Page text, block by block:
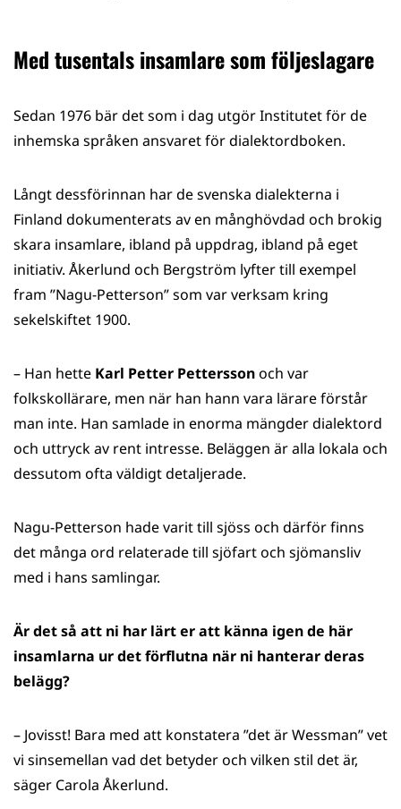
Med tusentals insamlare som följeslagare
Sedan 1976 bär det som i dag utgör Institutet för de
inhemska språken ansvaret för dialektordboken.
Långt dessförinnan har de svenska dialekterna i
Finland dokumenterats av en månghövdad och brokig
skara insamlare, ibland på uppdrag, ibland på eget
initiativ. Åkerlund och Bergström lyfter till exempel
fram ”Nagu-Petterson” som var verksam kring
sekelskiftet 1900.
– Han hette Karl Petter Petterssonoch var
folkskollärare, men när han hann vara lärare förstår
man inte. Han samlade in enorma mängder dialektord
och uttryck av rent intresse. Beläggen är alla lokala och
dessutom ofta väldigt detaljerade.
Nagu-Petterson hade varit till sjöss och därför finns
det många ord relaterade till sjöfart och sjömansliv
med i hans samlingar.
Är det så att ni har lärt er att känna igen de här
insamlarna ur det förflutna när ni hanterar deras
belägg?
– Jovisst! Bara med att konstatera ”det är Wessman” vet
vi sinsemellan vad det betyder och vilken stil det är,
säger Carola Åkerlund.